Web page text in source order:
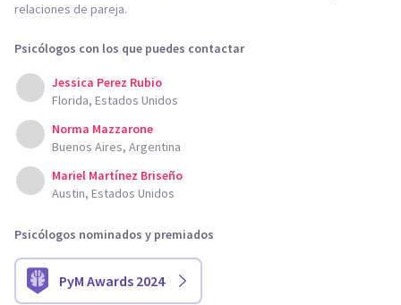
relaciones de pareja.
Psicólogos con los que puedes contactar
Jessica Perez Rubio
Florida, Estados Unidos
Norma Mazzarone
Buenos Aires, Argentina
Mariel Martínez Briseño
Austin, Estados Unidos
Psicólogos nominados y premiados
PyM Awards 2024